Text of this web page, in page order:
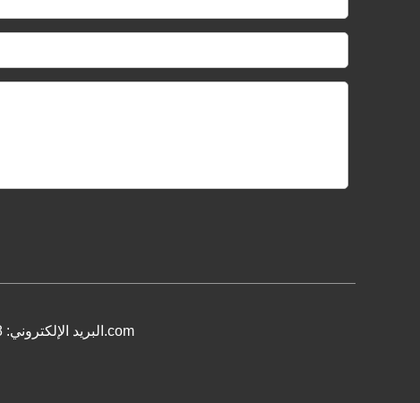
البريد الإلكتروني: 13228800188@163.com